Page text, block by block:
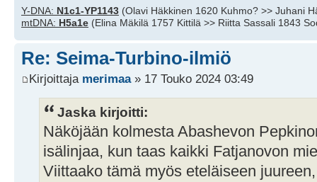
Y-DNA: N1c1-YP1143 (Olavi Häkkinen 1620 Kuhmo? >> Juhani
mtDNA: H5a1e (Elina Mäkilä 1757 Kittilä >> Riitta Sassali 1843
Re: Seima-Turbino-ilmiö
Kirjoittaja merimaa» 17 Touko 2024 03:49
Jaska kirjoitti:
Näköjään kolmesta Abashevon
isälinjaa, kun taas kaikki Fatjanovon
Viittaako tämä myös eteläiseen